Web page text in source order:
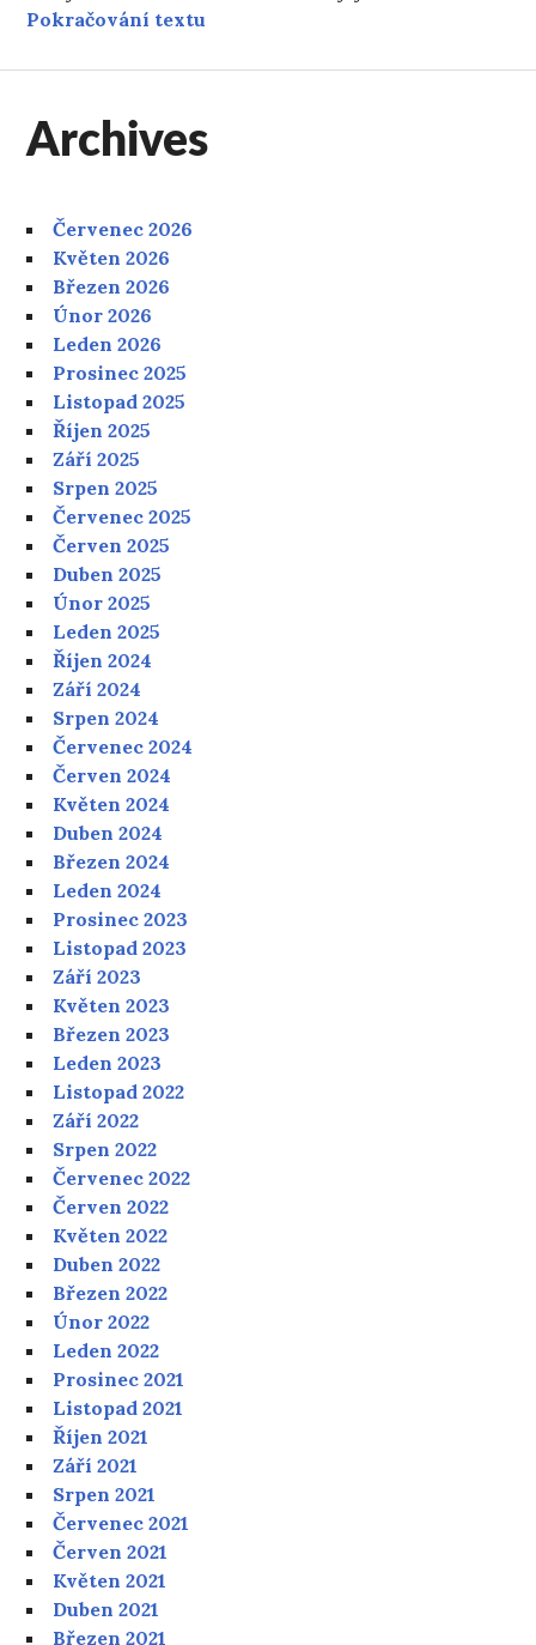
Pokračování textu
Archives
Červenec 2026
Květen 2026
Březen 2026
Únor 2026
Leden 2026
Prosinec 2025
Listopad 2025
Říjen 2025
Září 2025
Srpen 2025
Červenec 2025
Červen 2025
Duben 2025
Únor 2025
Leden 2025
Říjen 2024
Září 2024
Srpen 2024
Červenec 2024
Červen 2024
Květen 2024
Duben 2024
Březen 2024
Leden 2024
Prosinec 2023
Listopad 2023
Září 2023
Květen 2023
Březen 2023
Leden 2023
Listopad 2022
Září 2022
Srpen 2022
Červenec 2022
Červen 2022
Květen 2022
Duben 2022
Březen 2022
Únor 2022
Leden 2022
Prosinec 2021
Listopad 2021
Říjen 2021
Září 2021
Srpen 2021
Červenec 2021
Červen 2021
Květen 2021
Duben 2021
Březen 2021